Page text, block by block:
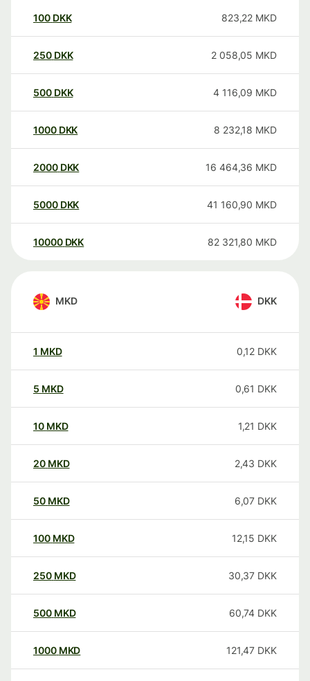
100 DKK 823,22 MKD
250 DKK 2 058,05 MKD
500 DKK 4 116,09 MKD
1000 DKK 8 232,18 MKD
2000 DKK 16 464,36 MKD
5000 DKK 41 160,90 MKD
10000 DKK 82 321,80 MKD
MKD DKK
1 MKD 0,12 DKK
5 MKD 0,61 DKK
10 MKD 1,21 DKK
20 MKD 2,43 DKK
50 MKD 6,07 DKK
100 MKD 12,15 DKK
250 MKD 30,37 DKK
500 MKD 60,74 DKK
1000 MKD 121,47 DKK